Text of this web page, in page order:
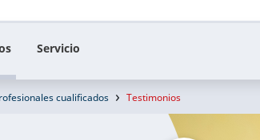
Servicio
cualificados Testimonios